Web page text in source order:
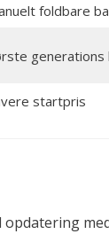
foldbare
generations
startpris
opdatering